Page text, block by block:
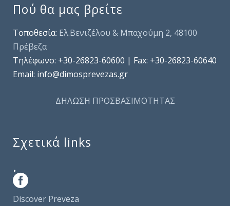
Πού θα μας βρείτε
Τοποθεσία: Ελ.Βενιζέλου & Μπαχούμη 2, 48100
Πρέβεζα
Τηλέφωνo: +30-26823-60600 | Fax: +30-26823-60640
Email: info@dimosprevezas.gr
ΔΗΛΩΣΗ ΠΡΟΣΒΑΣΙΜΟΤΗΤΑΣ
Σχετικά links
.
Discover Preveza